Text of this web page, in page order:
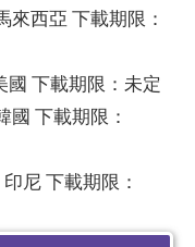
來西亞 下載期限：
國 下載期限：未定
國 下載期限：
尼 下載期限：